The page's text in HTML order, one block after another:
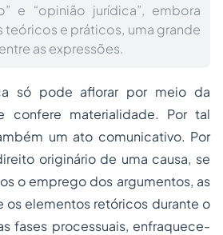
e “opinião jurídica”, embora
teóricos e práticos, uma grande
as expressões.
só pode aflorar por meio da
confere materialidade. Por tal
um ato comunicativo. Por
originário de uma causa, se
o emprego dos argumentos, as
os elementos retóricos durante o
fases processuais, enfraquece-